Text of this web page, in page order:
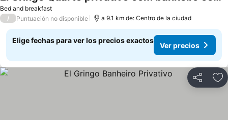
Bed and breakfast
/ Puntuación no disponible a 9.1 km de: Centro de la ciudad
Elige fechas para ver los precios exactos
Ver precios
Compartir